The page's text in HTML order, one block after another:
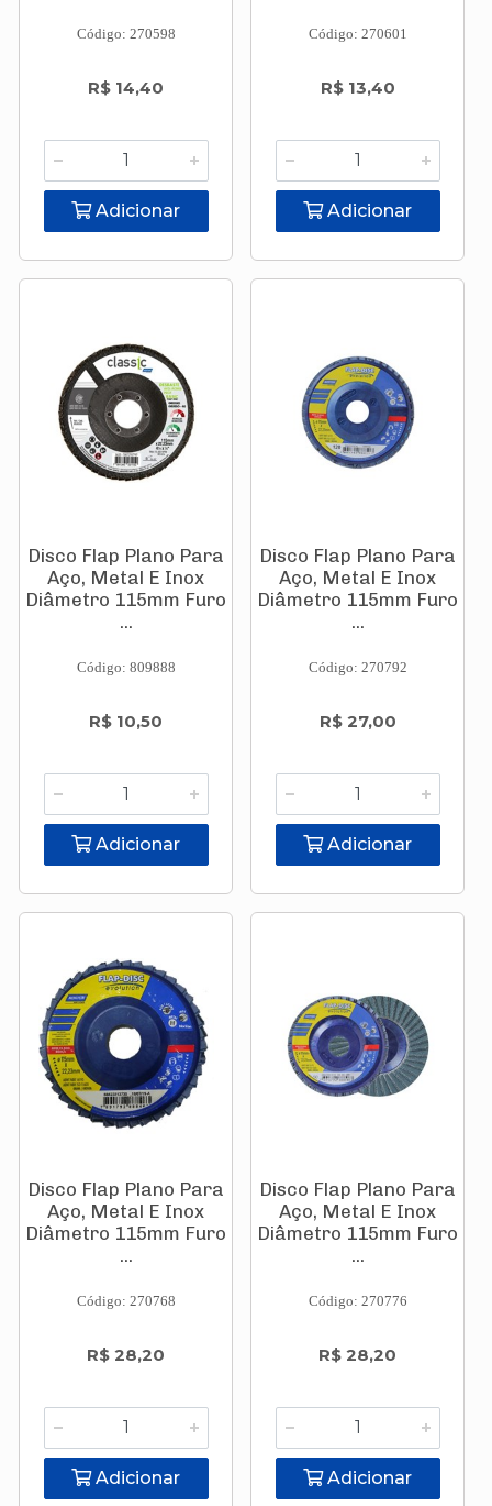
Código: 270598
R$ 14,40
Adicionar
Código: 270601
R$ 13,40
Adicionar
Disco Flap Plano Para
Aço, Metal E Inox
Diâmetro 115mm Furo
...
Código: 809888
R$ 10,50
Adicionar
Disco Flap Plano Para
Aço, Metal E Inox
Diâmetro 115mm Furo
...
Código: 270792
R$ 27,00
Adicionar
Disco Flap Plano Para
Aço, Metal E Inox
Diâmetro 115mm Furo
...
Código: 270768
R$ 28,20
Adicionar
Disco Flap Plano Para
Aço, Metal E Inox
Diâmetro 115mm Furo
...
Código: 270776
R$ 28,20
Adicionar